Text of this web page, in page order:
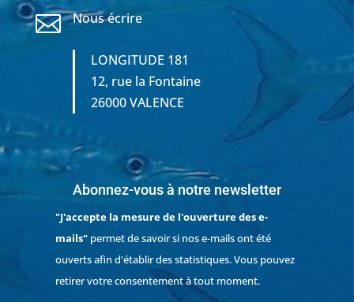
 Nous écrire
LONGITUDE 181
12, rue la Fontaine
26000 VALENCE
Abonnez-vous à notre newsletter
"J'accepte la mesure de l'ouverture des e-
mails"permet de savoir si nos e-mails ont été
ouverts afin d'établir des statistiques. Vous pouvez
retirer votre consentement à tout moment.